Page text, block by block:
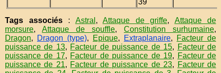
Tags associés: Astral , Attaque de griffe, Attaque de
morsure, Attaque de souffle, Constitution surhumaine,
Dragon, Dragon (type), Epique, Extraplanaire,
Facteur de
puissance de 13, Facteur de puissance de 15, Facteur de
puissance de 17, Facteur de puissance de 19, Facteur de
puissance de 21, Facteur de puissance de 23, Facteur de